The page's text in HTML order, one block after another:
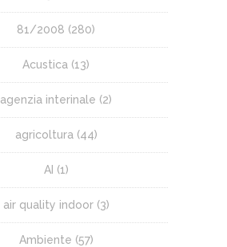
81/2008 (280)
Acustica (13)
agenzia interinale (2)
agricoltura (44)
AI (1)
air quality indoor(3)
Ambiente (57)